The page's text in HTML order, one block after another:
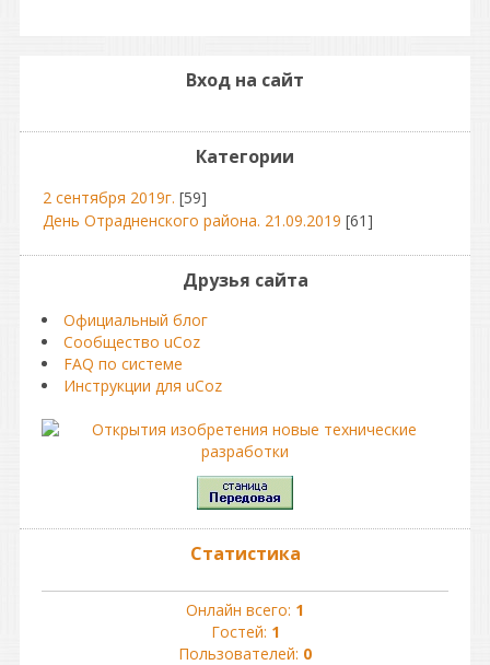
Вход на сайт
Категории
2 сентября 2019г. [59]
День Отрадненского района. 21.09.2019 [61]
Друзья сайта
Официальный блог
Сообщество uCoz
FAQ по системе
Инструкции для uCoz
Статистика
Онлайн всего: 1
Гостей: 1
Пользователей: 0